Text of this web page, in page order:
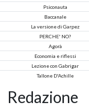
Psiconauta
Baccanale
La versione di Garpez
PERCHE' NO?
Agorà
Economia e riflessi
Lezione con Gabrigar
Tallone D'Achille
Redazione